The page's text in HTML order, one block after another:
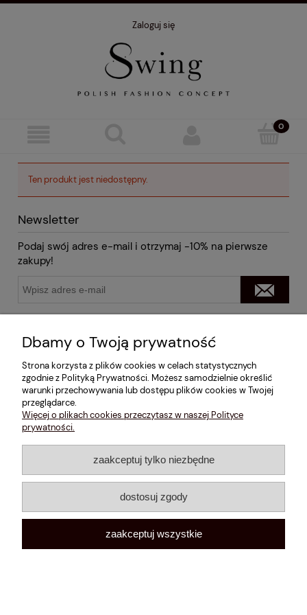
Zaloguj się
Ten produkt jest niedostępny.
Newsletter
Podaj swój adres e-mail i otrzymaj -10% na pierwsze
zakupy!
Informacje
Konto
Informacje o marce
InstagramFacebook
pokaż pełną wersję strony
Dbamy o Twoją prywatność
Strona korzysta z plików cookies w celach statystycznych
zgodnie z Polityką Prywatności. Możesz samodzielnie określić
warunki przechowywania lub dostępu plików cookies w Twojej
przeglądarce.
Więcej o plikach cookies przeczytasz w naszej Polityce
prywatności.
zaakceptuj tylko niezbędne
dostosuj zgody
zaakceptuj wszystkie